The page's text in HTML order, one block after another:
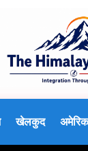
खेलकुद